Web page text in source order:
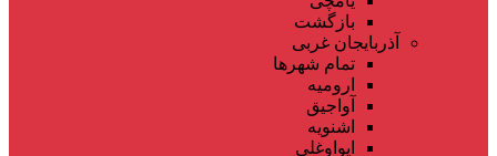
بازگشت
آذربایجان غربی
تمام شهر‌ها
ارومیه
آواجیق
اشنویه
ایواوغلی